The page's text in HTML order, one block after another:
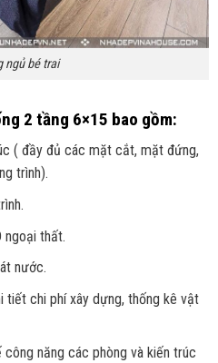
ngủ bé trai
2 tầng 6×15 bao gồm:
( đầy đủ các mặt cắt, mặt đứng,
trình).
ngoại thất.
nước.
tiết chi phí xây dựng, thống kê vật
năng các phòng và kiến trúc